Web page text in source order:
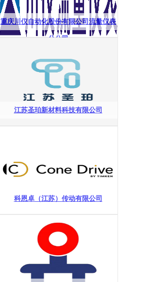
重庆川仪自动化股份有限公司流量仪表
分公司
江苏圣珀新材料科技有限公司
科恩卓（江苏）传动有限公司